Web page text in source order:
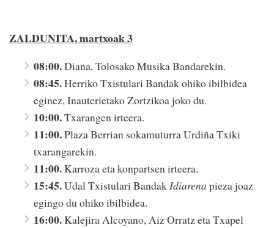
ZALDUNITA, martxoak 3
08:00.Diana, Tolosako Musika Bandarekin.
08:45.Herriko Txistulari Bandak ohiko ibilbidea
eginez, Inauterietako Zortzikoa joko du.
10:00.Txarangen irteera.
11:00.Plaza Berrian sokamuturra Urdiña Txiki
txarangarekin.
11:00.Karroza eta konpartsen irteera.
15:45.Udal Txistulari Bandak Idiarena pieza joaz
egingo du ohiko ibilbidea.
16:00.Kalejira Alcoyano, Aiz Orratz eta Txapel